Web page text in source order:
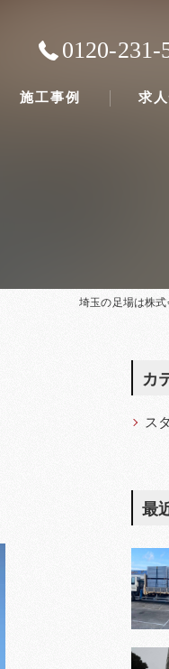
0120-231-
施工事例 求
埼玉の足場は株式
カ
ス
最